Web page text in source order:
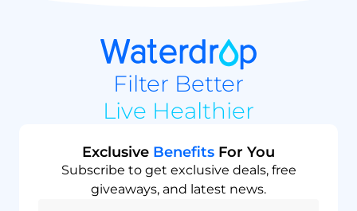
Filter Better
Live Healthier
Exclusive Benefits For You
Subscribe to get exclusive deals, free
giveaways, and latest news.